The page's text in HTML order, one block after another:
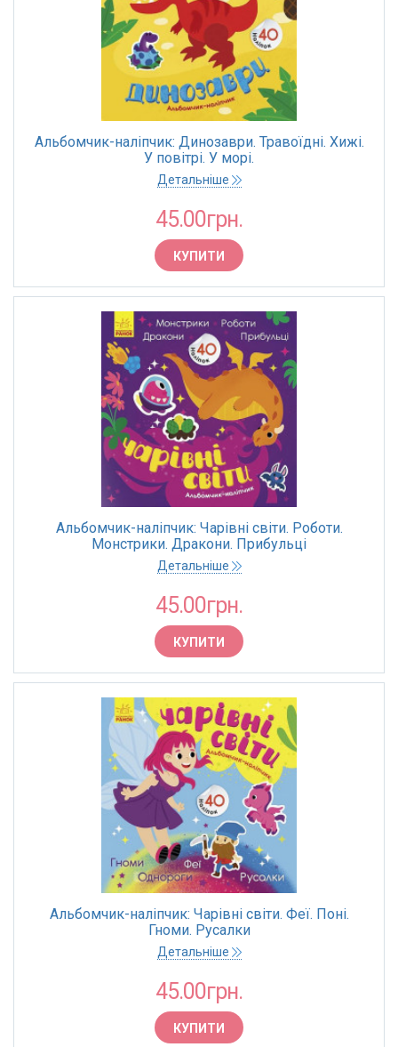
Альбомчик-наліпчик: Динозаври. Травоїдні. Хижі.
У повітрі. У морі.
Детальніше
45.00грн.
КУПИТИ
Альбомчик-наліпчик: Чарівні світи. Роботи.
Монстрики. Дракони. Прибульці
Детальніше
45.00грн.
КУПИТИ
Альбомчик-наліпчик: Чарівні світи. Феї. Поні.
Гноми. Русалки
Детальніше
45.00грн.
КУПИТИ